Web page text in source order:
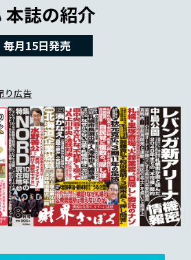
本誌の紹介
毎月15日発売
り広告